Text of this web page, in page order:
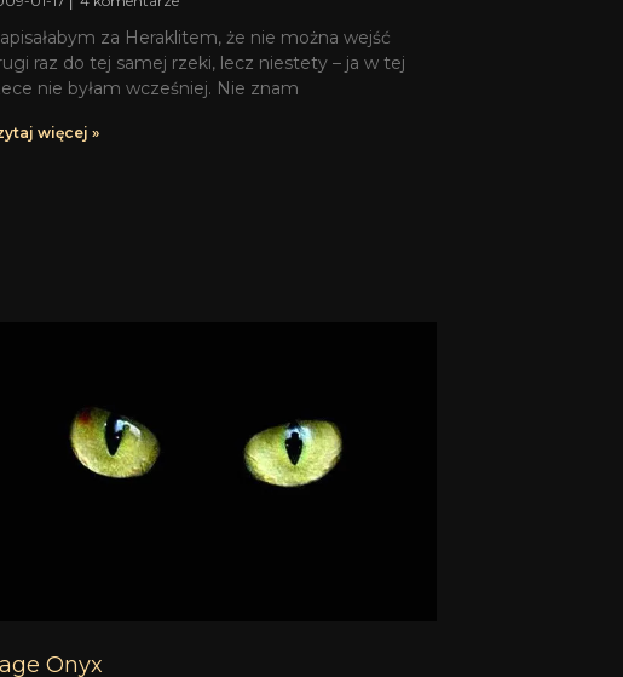
za Heraklitem, że nie można wejść
raz do tej samej rzeki, lecz niestety – ja w tej
nie byłam wcześniej. Nie znam
więcej »
Onyx